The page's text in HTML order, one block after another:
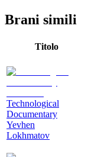
Brani simili
Titolo
Technological
Documentary
Yevhen
Lokhmatov